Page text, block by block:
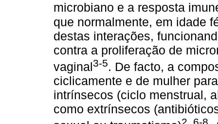
microbiano e a resposta
que normalmente, em idade
destas interações,
contra a proliferação de
vaginal3-5. De facto, a
ciclicamente e de mulher
intrínsecos (ciclo menstrual,
como extrínsecos